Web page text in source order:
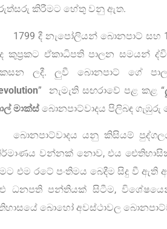
කිරීමට හේතු වනු ඇත.
දී නැපෝලියන් බොනපාට් සහ
කුප්‍රකට ඒකාධිපති පාලන සමයන්
ලදී. ලුවී බොනපාට් ගේ
” නැමැති සඟරාවේ පළ කළ “
මාක්ස් බොනපාට්වාදය පිලිබඳ
යනු කිසියම්
වන්නක් නොව, එය ඓතිහාසික
එම රටේ පංතිමය බෙදීම සිදු වී ඇති
ධනපති පන්තියක් සිටීම,
බොහෝ අවස්ථාවල